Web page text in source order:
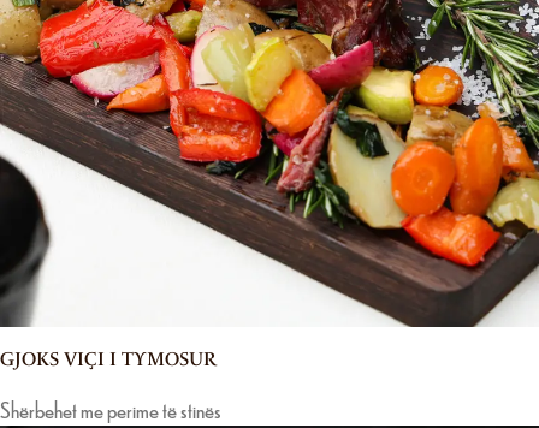
GJOKS VIÇI I TYMOSUR
Shërbehet me perime të stinës